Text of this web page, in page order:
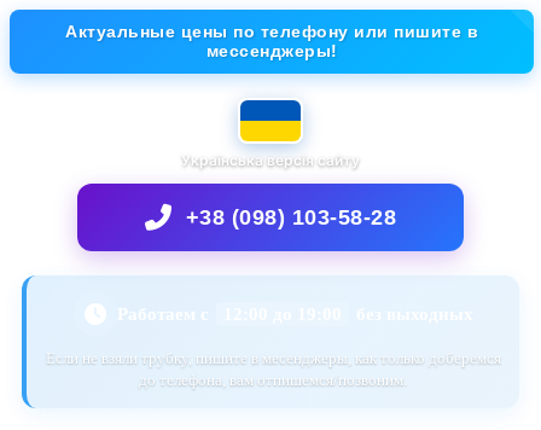
Актуальные цены по телефону или пишите в
мессенджеры!
Українська версія сайту
+38 (098) 103-58-28
Работаем с без выходных
Если не взяли трубку, пишите в месенджеры, как только доберемся
до телефона, вам отпишемся/позвоним.